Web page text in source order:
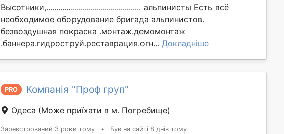
Высотники,............................................... альпинисты Есть всё
необходимое оборудование бригада альпинистов.
безвоздушная покраска .монтаж.демомонтаж
.баннера.гидроструй.реставрация.огн... Докладніше
PRO Компанія "Проф груп"
Одеса (Може приїхати в м. Погребище)
Зареєстрований 3 роки тому • Був на сайті 8 днів тому